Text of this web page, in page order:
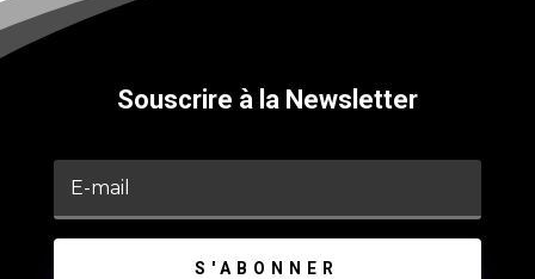
Souscrire à la Newsletter
S'ABONNER